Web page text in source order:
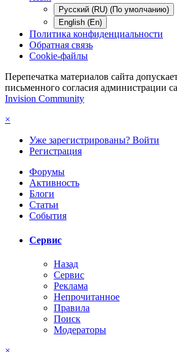
Русский (RU) (По умолчанию)
English (En)
Политика конфиденциальности
Обратная связь
Cookie-файлы
Перепечатка материалов сайта
письменного согласия администрации
Invision Community
×
Уже зарегистрированы? Войти
Регистрация
Форумы
Активность
Блоги
Статьи
События
Сервис
Назад
Сервис
Реклама
Непрочитанное
Правила
Поиск
Модераторы